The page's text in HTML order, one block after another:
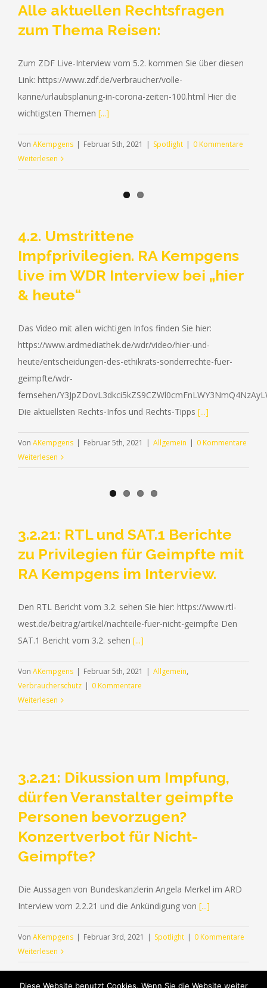
Alle aktuellen Rechtsfragen
zum Thema Reisen:
Zum ZDF Live-Interview vom 5.2. kommen Sie über diesen
Link: https://www.zdf.de/verbraucher/volle-
kanne/urlaubsplanung-in-corona-zeiten-100.html Hier die
wichtigsten Themen [...]
Von AKempgens | Februar 5th, 2021 | Spotlight | 0 Kommentare
Weiterlesen
4.2. Umstrittene
Impfprivilegien. RA Kempgens
live im WDR Interview bei „hier
& heute“
Das Video mit allen wichtigen Infos finden Sie hier:
https://www.ardmediathek.de/wdr/video/hier-und-
heute/entscheidungen-des-ethikrats-sonderrechte-fuer-
geimpfte/wdr-
fernsehen/
Die aktuellsten Rechts-Infos und Rechts-Tipps [...]
Von AKempgens | Februar 5th, 2021 | Allgemein | 0 Kommentare
Weiterlesen
3.2.21: RTL und SAT.1 Berichte
zu Privilegien für Geimpfte mit
RA Kempgens im Interview.
Den RTL Bericht vom 3.2. sehen Sie hier: https://www.rtl-
west.de/beitrag/artikel/nachteile-fuer-nicht-geimpfte Den
SAT.1 Bericht vom 3.2. sehen [...]
Von AKempgens | Februar 5th, 2021 | Allgemein,
Verbraucherschutz | 0 Kommentare
Weiterlesen
3.2.21: Dikussion um Impfung,
dürfen Veranstalter geimpfte
Personen bevorzugen?
Konzertverbot für Nicht-
Geimpfte?
Die Aussagen von Bundeskanzlerin Angela Merkel im ARD
Interview vom 2.2.21 und die Ankündigung von [...]
Von AKempgens | Februar 3rd, 2021 | Spotlight | 0 Kommentare
Weiterlesen
Brunnengräber Gelsenkirchen |
Impressum Datenschutzerklärung
Diese Website benutzt Cookies. Wenn Sie die Website weiter